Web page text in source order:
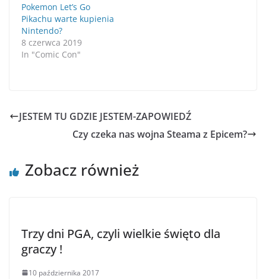
Pokemon Let’s Go
Pikachu warte kupienia
Nintendo?
8 czerwca 2019
In "Comic Con"
JESTEM TU GDZIE JESTEM-ZAPOWIEDŹ
Czy czeka nas wojna Steama z Epicem?
Zobacz również
Trzy dni PGA, czyli wielkie święto dla
graczy !
10 października 2017